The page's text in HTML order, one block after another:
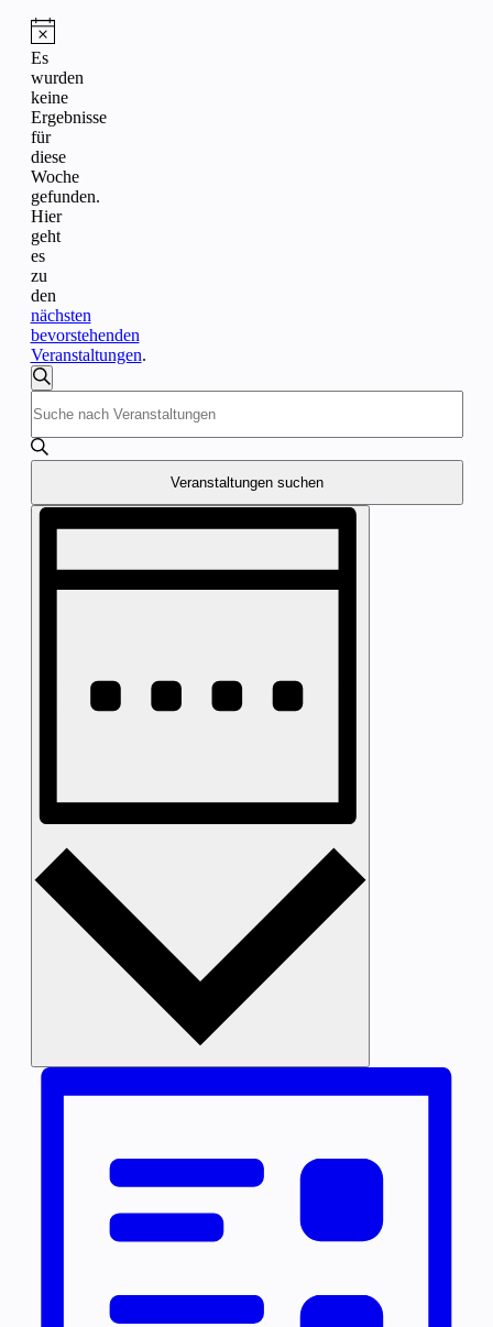
Hinweis
Es
wurden
keine
Ergebnisse
für
diese
Woche
gefunden.
Hier
geht
es
zu
den
nächsten
bevorstehenden
Veranstaltungen.
Veranstaltungen
Suche
und
Ansichten,
Navigation
Suche
Schlüsselwort
eingeben.
Suche
Veranstaltungen
Schlüsselwort.
Veranstaltungen suchen
Veranstaltung
Navigation